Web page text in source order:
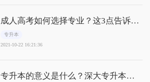
成人高考如何选择专业？这3点告诉
你！
专升本
2021-10-22 16:21:36
专升本的意义是什么？深大专升本难